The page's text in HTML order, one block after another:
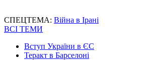
СПЕЦТЕМА: Війна в Ірані
ВСІ ТЕМИ
Вступ України в ЄС
Теракт в Барселоні